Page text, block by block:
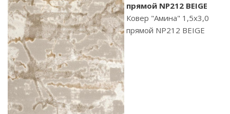
прямой NP212 BEIGE
Ковер "Амина" 1,5х3,0
прямой NP212 BEIGE